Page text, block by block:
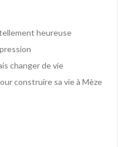
heureuse
changer de vie
construire sa vie à Mèze